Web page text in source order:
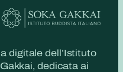
digitale dell’Istituto
dedicata ai